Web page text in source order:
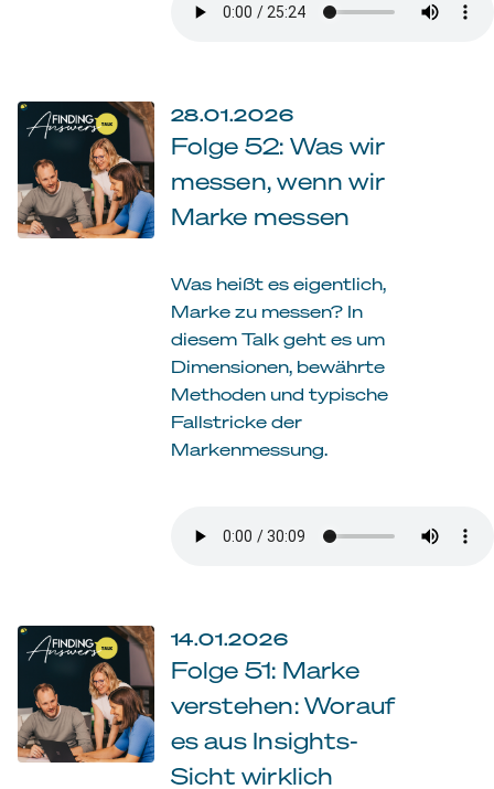
28.01.2026
Folge 52: Was wir
messen, wenn wir
Marke messen
Was heißt es eigentlich,
Marke zu messen? In
diesem Talk geht es um
Dimensionen, bewährte
Methoden und typische
Fallstricke der
Markenmessung.
14.01.2026
Folge 51: Marke
verstehen: Worauf
es aus Insights-
Sicht wirklich